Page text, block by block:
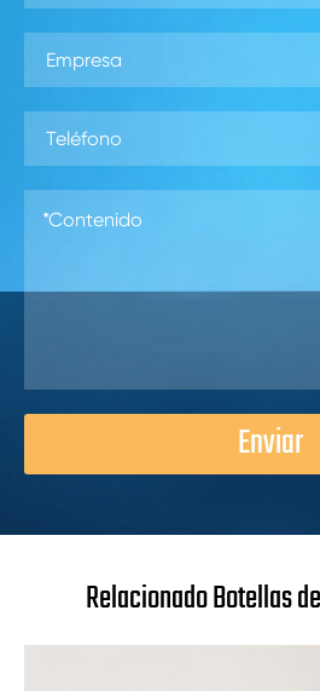
Enviar
Relacionado Botellas